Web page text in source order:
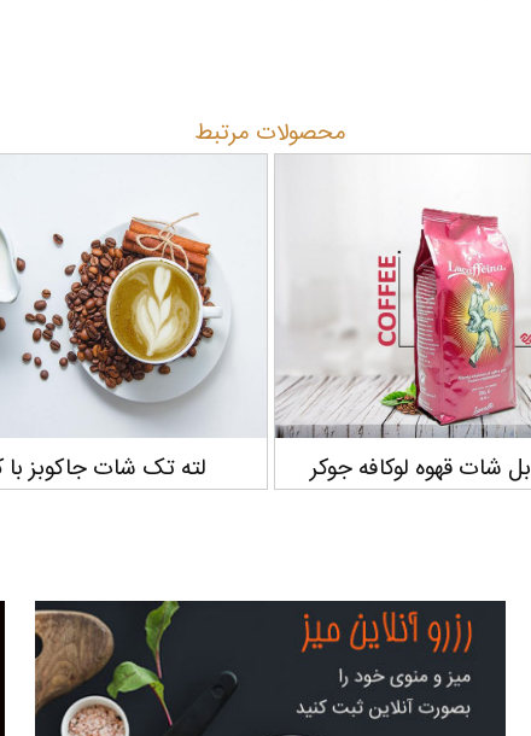
محصولات مرتبط
لته تک شات جاکوبز با کارامل لته تک شات جاکوبز